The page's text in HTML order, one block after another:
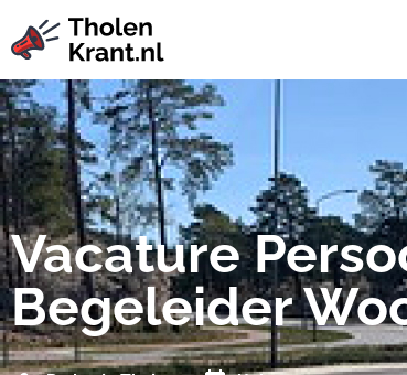
Vacature
Begeleider